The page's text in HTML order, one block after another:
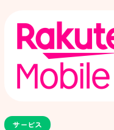
サービス